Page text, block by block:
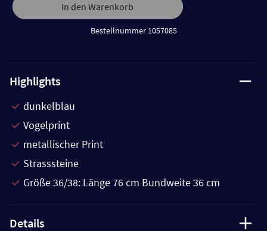
In den Warenkorb
Bestellnummer 1057085
Highlights
dunkelblau
Vogelprint
metallischer Print
Strasssteine
Größe 36/38: Länge 76 cm Bundweite 36 cm
Details